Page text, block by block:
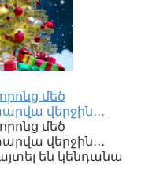
մեծ
վերջին․․․
մեծ
վերջին․․․
են կենդանա